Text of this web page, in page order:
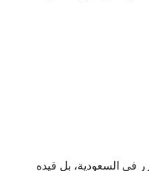
في السعودية، بل قيده